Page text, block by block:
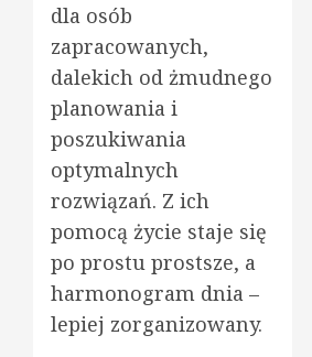
dla osób
zapracowanych,
dalekich od żmudnego
planowania i
poszukiwania
optymalnych
rozwiązań. Z ich
pomocą życie staje się
po prostu prostsze, a
harmonogram dnia –
lepiej zorganizowany.